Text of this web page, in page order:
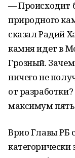
— Происходит
природного
сказал Радий
камня идет в
Грозный.
ничего не
от
максимум
Врио Главы РБ